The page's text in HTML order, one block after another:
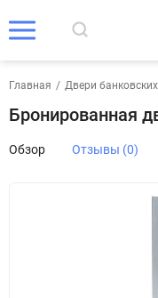
Главная / Двери
Бронированная
Обзор Отзывы (0)